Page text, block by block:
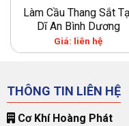
Làm Cầu Thang Sắt
Dĩ An Bình Dương
Giá: liên hệ
THÔNG TIN LIÊN HỆ
Cơ Khí Hoàng Phát